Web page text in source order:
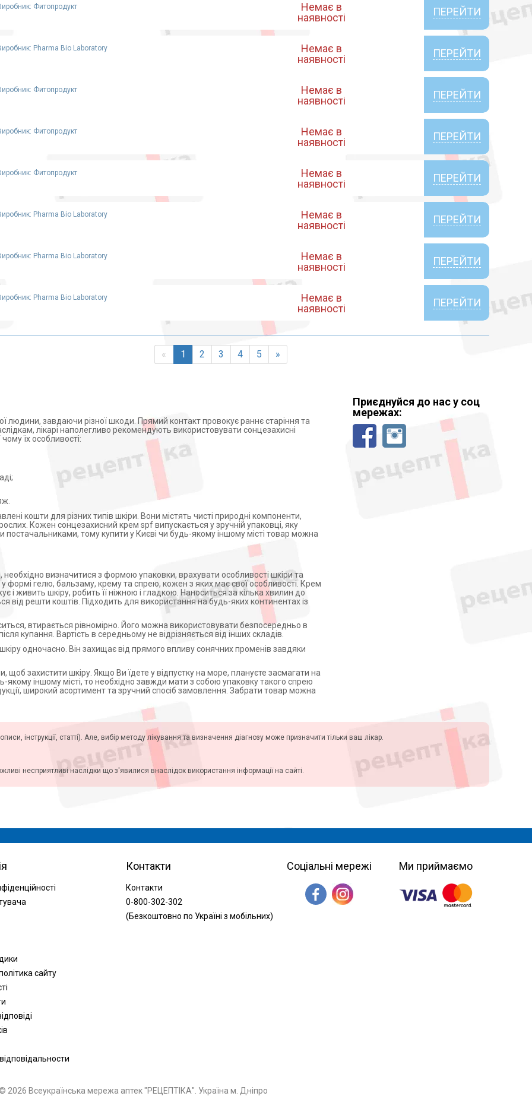
Фитопродукт
Немає в
наявності
ПЕРЕЙТИ
Pharma Bio Laboratory
Немає в
наявності
ПЕРЕЙТИ
Фитопродукт
Немає в
наявності
ПЕРЕЙТИ
Фитопродукт
Немає в
наявності
ПЕРЕЙТИ
Фитопродукт
Немає в
наявності
ПЕРЕЙТИ
Pharma Bio Laboratory
Немає в
наявності
ПЕРЕЙТИ
Pharma Bio Laboratory
Немає в
наявності
ПЕРЕЙТИ
Pharma Bio Laboratory
Немає в
наявності
ПЕРЕЙТИ
« 1 2 3 4 5 »
людини, завдаючи різної шкоди. Прямий контакт провокує раннє старіння та
лікарі наполегливо рекомендують використовувати сонцезахисні
їх особливості:
кошти для різних типів шкіри. Вони містять чисті природні компоненти,
Кожен сонцезахисний крем spf випускається у зручній упаковці, яку
тому купити у Києві чи будь-якому іншому місті товар можна
визначитися з формою упаковки, врахувати особливості шкіри та
формі гелю, бальзаму, крему та спрею, кожен з яких має свої особливості. Крем
і живить шкіру, робить її ніжною і гладкою. Наноситься за кілька хвилин до
від решти коштів. Підходить для використання на будь-яких континентах із
втирається рівномірно. Його можна використовувати безпосередньо в
купання. Вартість в середньому не відрізняється від інших складів.
одночасно. Він захищає від прямого впливу сонячних променів завдяки
захистити шкіру. Якщо Ви їдете у відпустку на море, плануєте засмагати на
якому іншому місті, то необхідно завжди мати з собою упаковку такого спрею
широкий асортимент та зручний спосіб замовлення. Забрати товар можна
Приєднуйся до нас у соц
мережах:
інструкції, статті). Але, вибір методу лікування та визначення діагнозу може призначити тільки ваш лікар.
несприятливі наслідки що з'явилися внаслідок використання інформації на сайті.
сайту
Контакти
Контакти
0-800-302-302
(Безкоштовно по Україні з мобільних)
Соціальні мережі Ми приймаємо
2026 Всеукраїнська мережа аптек "РЕЦЕПТІКА". Україна м. Дніпро